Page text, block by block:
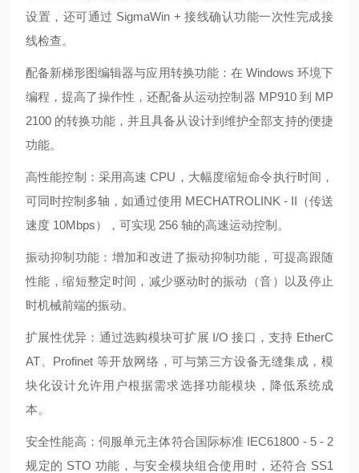
设置，还可通过 SigmaWin + 接线确认功能一次性完成接
线检查。
配备新梯形图编辑器与应用转换功能：在 Windows 环境下
编程，提高了操作性，还配备从运动控制器 MP910 到 MP
2100 的转换功能，并且具备从设计到维护全部支持的便捷
功能。
高性能控制：采用高速 CPU，大幅度缩短命令执行时间，
可同时控制多轴，如通过使用 MECHATROLINK - II（传送
速度 10Mbps），可实现 256 轴的高速运动控制。
振动抑制功能：增加和改进了振动抑制功能，可提高跟随
性能，缩短整定时间，减少驱动时的振动（音）以及停止
时机械前端的振动。
扩展性优异：通过选购模块可扩展 I/O 接口，支持 EtherC
AT、Profinet 等开放网络，可与第三方设备无缝集成，模
块化设计允许用户根据需求选择功能模块，降低系统成
本。
安全性能高：伺服单元主体符合国际标准 IEC61800 - 5 - 2
规定的 STO 功能，与安全模块组合使用时，还符合 SS1